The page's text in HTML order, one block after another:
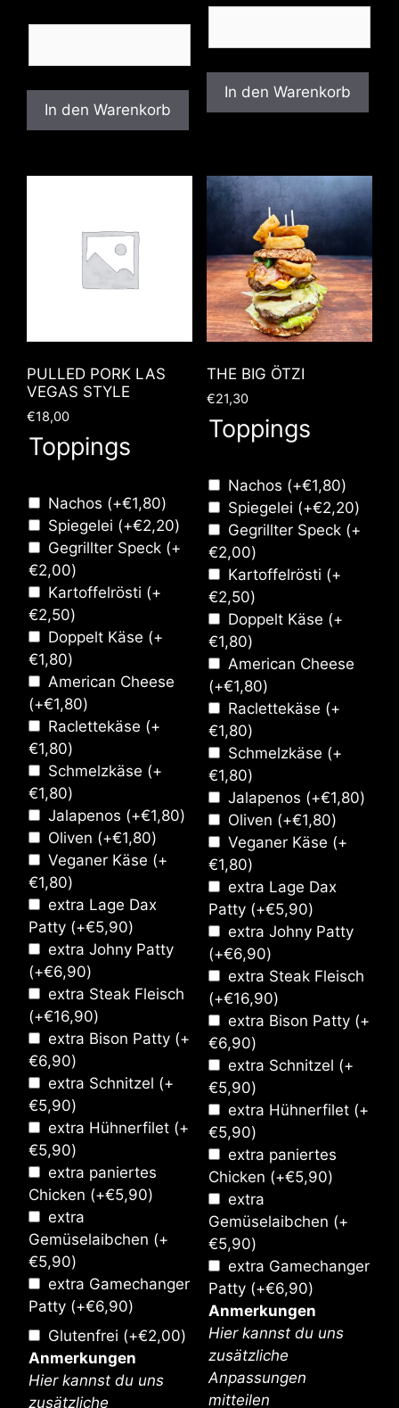
In den Warenkorb
In den Warenkorb
PULLED PORK LAS
VEGAS STYLE
€18,00
Toppings
Nachos (+€1,80)
Spiegelei (+€2,20)
Gegrillter Speck (+
€2,00)
Kartoffelrösti (+
€2,50)
Doppelt Käse (+
€1,80)
American Cheese
(+€1,80)
Raclettekäse (+
€1,80)
Schmelzkäse (+
€1,80)
Jalapenos (+€1,80)
Oliven (+€1,80)
Veganer Käse (+
€1,80)
extra Lage Dax
Patty (+€5,90)
extra Johny Patty
(+€6,90)
extra Steak Fleisch
(+€16,90)
extra Bison Patty (+
€6,90)
extra Schnitzel (+
€5,90)
extra Hühnerfilet (+
€5,90)
extra paniertes
Chicken (+€5,90)
extra
Gemüselaibchen (+
€5,90)
extra Gamechanger
Patty (+€6,90)
Glutenfrei (+€2,00)
Anmerkungen
Hier kannst du uns
zusätzliche
THE BIG ÖTZI
€21,30
Toppings
Nachos (+€1,80)
Spiegelei (+€2,20)
Gegrillter Speck (+
€2,00)
Kartoffelrösti (+
€2,50)
Doppelt Käse (+
€1,80)
American Cheese
(+€1,80)
Raclettekäse (+
€1,80)
Schmelzkäse (+
€1,80)
Jalapenos (+€1,80)
Oliven (+€1,80)
Veganer Käse (+
€1,80)
extra Lage Dax
Patty (+€5,90)
extra Johny Patty
(+€6,90)
extra Steak Fleisch
(+€16,90)
extra Bison Patty (+
€6,90)
extra Schnitzel (+
€5,90)
extra Hühnerfilet (+
€5,90)
extra paniertes
Chicken (+€5,90)
extra
Gemüselaibchen (+
€5,90)
extra Gamechanger
Patty (+€6,90)
Anmerkungen
Hier kannst du uns
zusätzliche
Anpassungen
mitteilen